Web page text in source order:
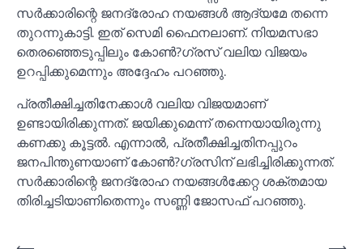
സര്‍ക്കാരിന്റെ ജനദ്രോഹ നയങ്ങള്‍ ആദ്യമേ തന്നെ
തുറന്നുകാട്ടി. ഇത് സെമി ഫൈനലാണ്. നിയമസഭാ
തെരഞ്ഞെടുപ്പിലും കോണ്‍?ഗ്രസ് വലിയ വിജയം
ഉറപ്പിക്കുമെന്നും അദ്ദേഹം പറഞ്ഞു.
പ്രതീക്ഷിച്ചതിനേക്കാള്‍ വലിയ വിജയമാണ്
ഉണ്ടായിരിക്കുന്നത്. ജയിക്കുമെന്ന് തന്നെയായിരുന്നു
കണക്കു കൂട്ടല്‍. എന്നാല്‍, പ്രതീക്ഷിച്ചതിനപ്പുറം
ജനപിന്തുണയാണ് കോണ്‍?ഗ്രസിന് ലഭിച്ചിരിക്കുന്നത്.
സര്‍ക്കാരിന്റെ ജനദ്രോഹ നയങ്ങള്‍ക്കേറ്റ ശക്തമായ
തിരിച്ചടിയാണിതെന്നും സണ്ണി ജോസഫ് പറഞ്ഞു.